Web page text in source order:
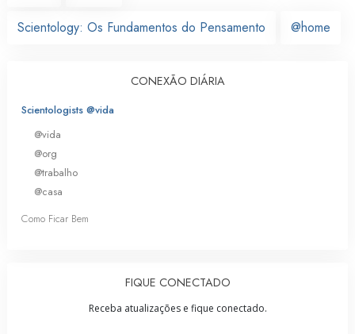
Scientology: Os Fundamentos do Pensamento @home
CONEXÃO DIÁRIA
Scientologists @vida
@vida
@org
@trabalho
@casa
Como Ficar Bem
FIQUE CONECTADO
Receba atualizações e fique conectado.